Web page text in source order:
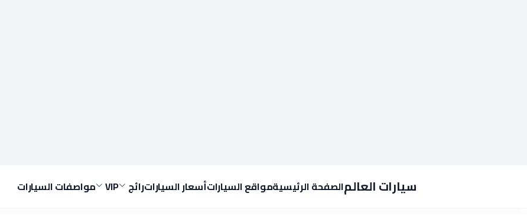
سيارات العالمالصفحة الرئيسيةمواقع السياراتأسعار السياراترائج VIP مواصفات السيارات